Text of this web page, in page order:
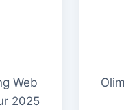
Web
2025